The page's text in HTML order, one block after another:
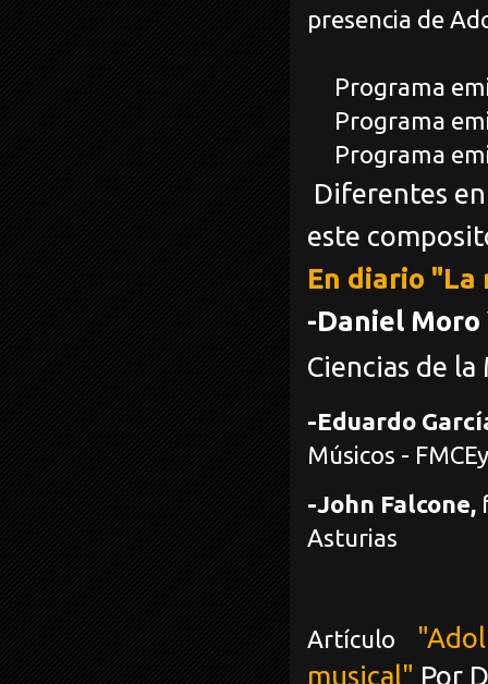
presencia de
Programa
Programa
Programa
Diferentes
este
En diario "La
-Daniel
Ciencias de
-Eduardo
Músicos -
-John Falcone,
Asturias
Artículo
musical" Por